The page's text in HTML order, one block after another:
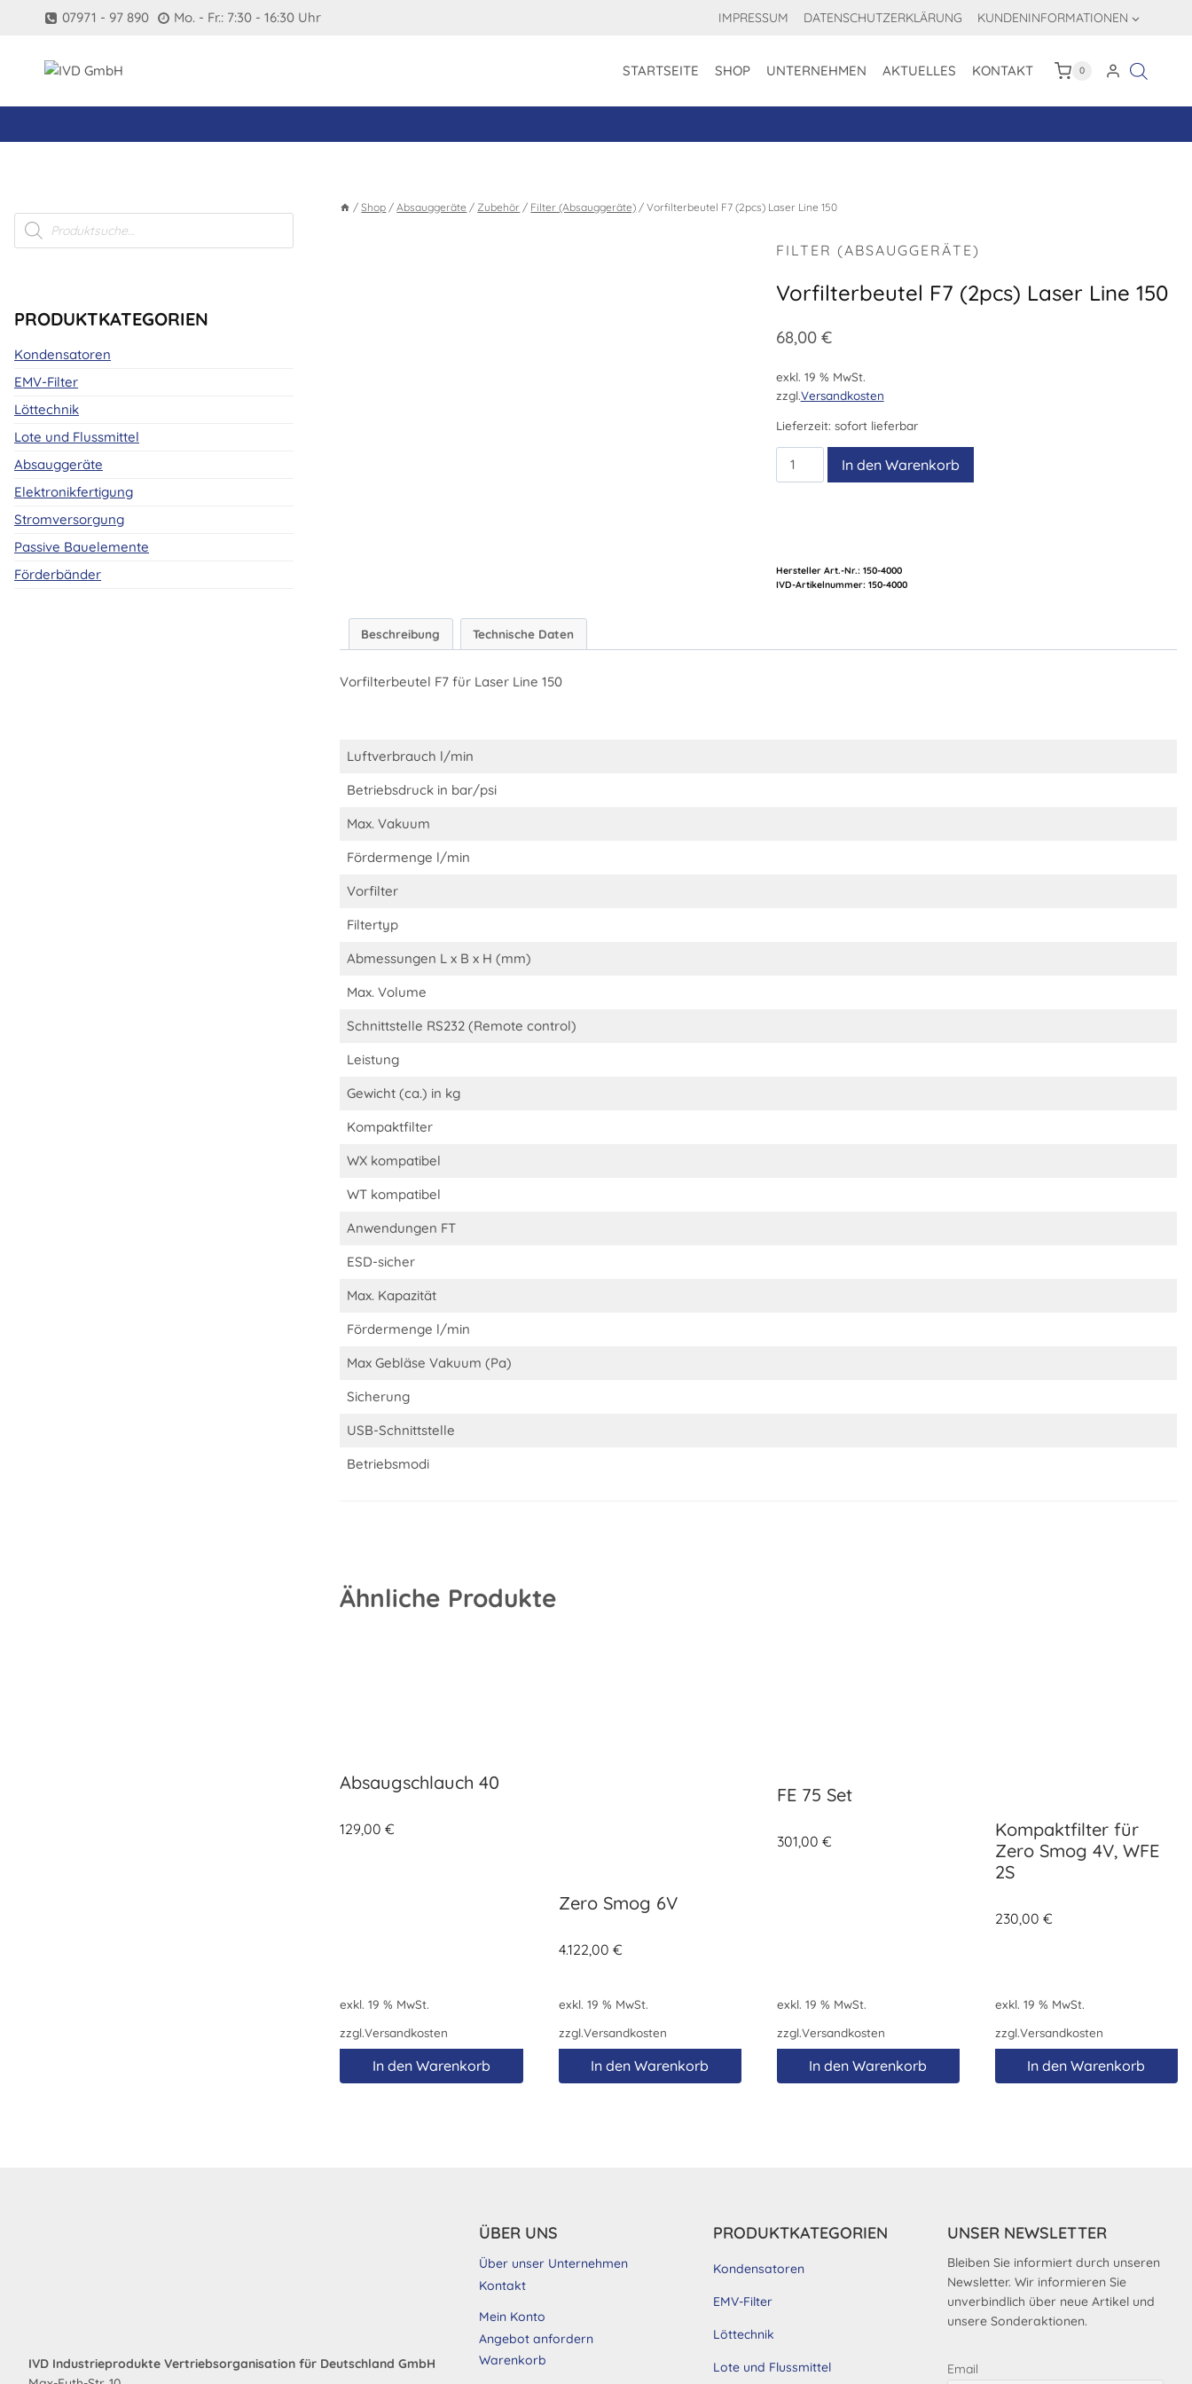
07971 - 97 890 Mo. - Fr.: 7:30 - 16:30 Uhr IMPRESSUM DATENSCHUTZERKLÄRUNG KUNDENINFORMATIONEN
STARTSEITE SHOP UNTERNEHMEN AKTUELLES KONTAKT 0
/ Shop / Absauggeräte / Zubehör / Filter (Absauggeräte) / Vorfilterbeutel F7 (2pcs) Laser Line 150
FILTER (ABSAUGGERÄTE)
Vorfilterbeutel F7 (2pcs) Laser Line 150
68,00 €
exkl. 19 % MwSt.
zzgl.Versandkosten
Lieferzeit: sofort lieferbar
Vorfilterbeutel
F7
Menge
In den Warenkorb
Hersteller Art.-Nr.: 150-4000
Artikelnummer: 150-4000
Beschreibung Technische Daten
Vorfilterbeutel F7 für Laser Line 150
Luftverbrauch l/min
Betriebsdruck in bar/psi
Max. Vakuum
Fördermenge l/min
Vorfilter
Filtertyp
Abmessungen L x B x H (mm)
Max. Volume
Schnittstelle RS232 (Remote control)
Leistung
Gewicht (ca.) in kg
Kompaktfilter
WX kompatibel
WT kompatibel
Anwendungen FT
ESD-sicher
Max. Kapazität
Fördermenge l/min
Max Gebläse Vakuum (Pa)
Sicherung
USB-Schnittstelle
Betriebsmodi
Ähnliche Produkte
Absaugschlauch 40
129,00€
exkl. 19 % MwSt.
zzgl.Versandkosten
In den Warenkorb
Zero Smog 6V
4.122,00 €
exkl. 19 % MwSt.
zzgl.Versandkosten
In den Warenkorb
FE 75 Set
301,00 €
exkl. 19 % MwSt.
zzgl.Versandkosten
In den Warenkorb
Kompaktfilter für
Zero Smog 4V, WFE
2S
230,00 €
exkl. 19 % MwSt.
zzgl.Versandkosten
In den Warenkorb
Products
search
PRODUKTKATEGORIEN
Kondensatoren
EMV-Filter
Löttechnik
Lote und Flussmittel
Absauggeräte
Elektronikfertigung
Stromversorgung
Passive Bauelemente
Förderbänder
IVD Industrieprodukte Vertriebsorganisation für Deutschland GmbH
ÜBER UNS
Über unser Unternehmen
Kontakt
Mein Konto
Angebot anfordern
Warenkorb
PRODUKTKATEGORIEN
Kondensatoren
EMV-Filter
Löttechnik
Lote und Flussmittel
UNSER NEWSLETTER
Bleiben Sie informiert durch unseren
Newsletter. Wir informieren Sie
unverbindlich über neue Artikel und
unsere Sonderaktionen.
Email